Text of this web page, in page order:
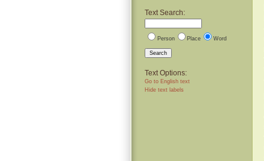
Text Search:
Person Place Word
Search
Text Options:
Go to English text
Hide text labels